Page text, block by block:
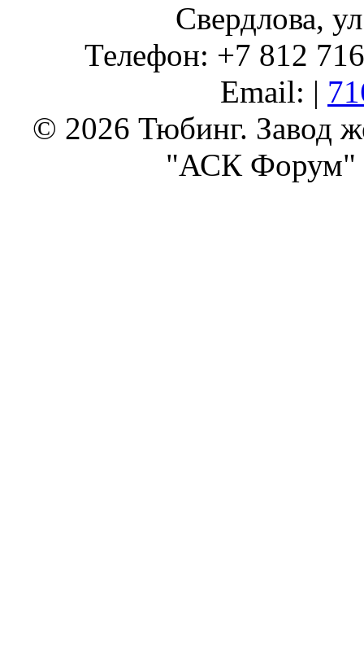
Свердлова,
Телефон: +7 812
Email: |
© 2026 Тюбинг. Завод
"АСК Форум"